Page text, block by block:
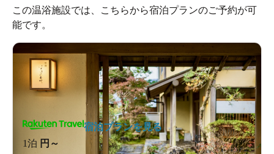
この温浴施設では、こちらから宿泊プランのご予約が可
能です。
1泊 円～
宿泊プランを見る